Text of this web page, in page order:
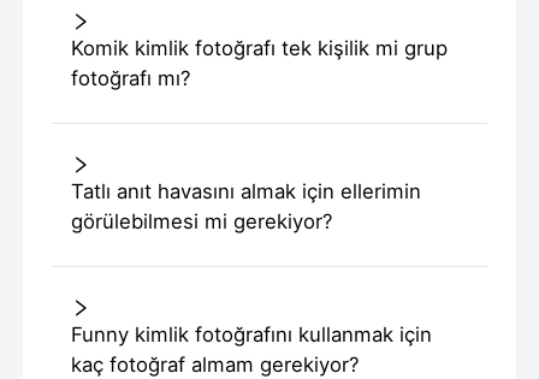
Komik kimlik fotoğrafı tek kişilik mi grup
fotoğrafı mı?
Tatlı anıt havasını almak için ellerimin
görülebilmesi mi gerekiyor?
Funny kimlik fotoğrafını kullanmak için
kaç fotoğraf almam gerekiyor?